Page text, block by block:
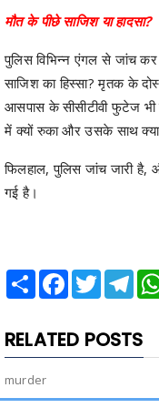
मौत के पीछे साजिश या हादसा?
पुलिस विभिन्न एंगल से जांच कर
साजिश का हिस्सा? मृतक के
आसपास के सीसीटीवी फुटेज
में क्यों रुका और उसके साथ
फिलहाल, पुलिस जांच जारी है,
गई है।
Share Facebook
Twitter
RELATED POSTS
murder